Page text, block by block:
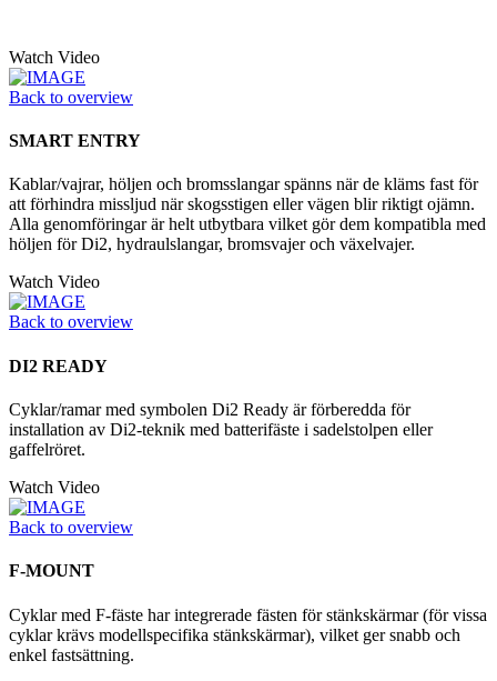
Watch Video
Back to overview
SMART ENTRY
Kablar/vajrar, höljen och bromsslangar spänns när de kläms fast för
att förhindra missljud när skogsstigen eller vägen blir riktigt ojämn.
Alla genomföringar är helt utbytbara vilket gör dem kompatibla med
höljen för Di2, hydraulslangar, bromsvajer och växelvajer.
Watch Video
Back to overview
DI2 READY
Cyklar/ramar med symbolen Di2 Ready är förberedda för
installation av Di2-teknik med batterifäste i sadelstolpen eller
gaffelröret.
Watch Video
Back to overview
F-MOUNT
Cyklar med F-fäste har integrerade fästen för stänkskärmar (för vissa
cyklar krävs modellspecifika stänkskärmar), vilket ger snabb och
enkel fastsättning.